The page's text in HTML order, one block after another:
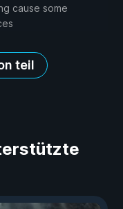
cause some
teil